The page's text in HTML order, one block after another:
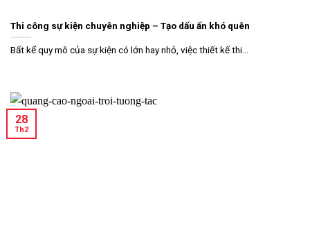
Thi công sự kiện chuyên nghiệp – Tạo dấu ấn khó quên
Bất kể quy mô của sự kiện có lớn hay nhỏ, việc thiết kế thi...
28
Th2